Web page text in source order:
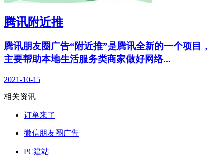
腾讯附近推
腾讯朋友圈广告“附近推”是腾讯全新的一个项目，
主要帮助本地生活服务类商家做好网络...
2021-10-15
相关资讯
订单来了
微信朋友圈广告
PC建站